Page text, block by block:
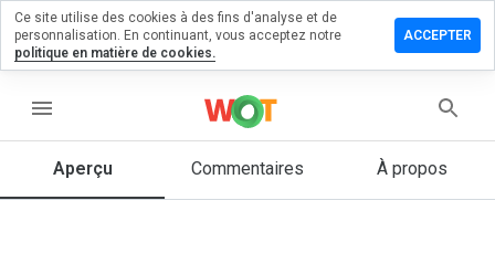
menu
Aperçu Commentaires À propos
un
Ce site utilise des cookies à des fins d'analyse et de
personnalisation. En continuant, vous acceptez notre
politique en matière de cookies.
ACCEPTER